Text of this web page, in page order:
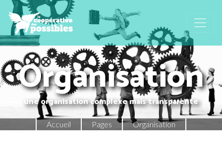
Organisation
une organisation complexe mais transparente
Accueil Pages Organisation